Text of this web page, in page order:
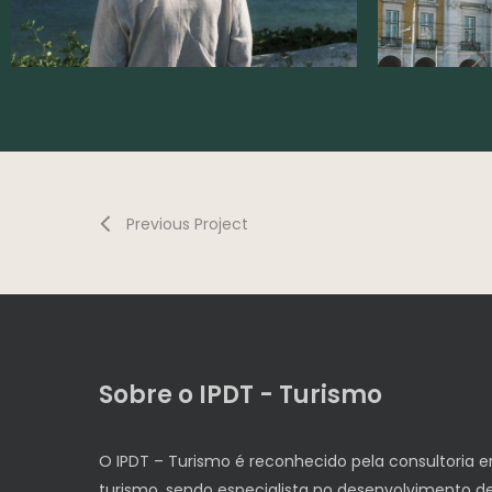
Previous Project
Sobre o IPDT - Turismo
O IPDT – Turismo é reconhecido pela consultoria